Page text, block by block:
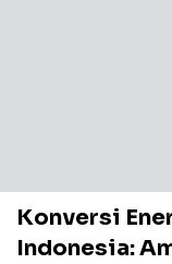
Konversi
Indonesia: